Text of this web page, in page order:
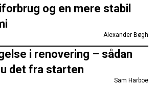
og en mere stabil
Alexander Bøgh
i renovering – sådan
det fra starten
Sam Harboe